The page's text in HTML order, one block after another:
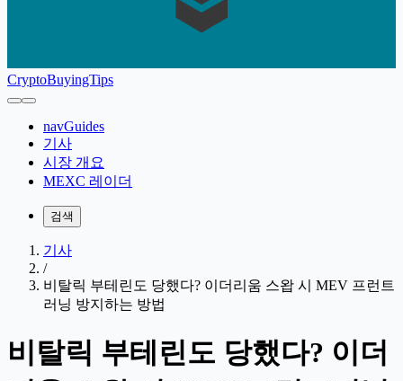
CryptoBuyingTips
navGuides
기사
시장 개요
MEXC 레이더
검색
기사
/
비탈릭 부테린도 당했다? 이더리움 스왑 시 MEV 프런트
러닝 방지하는 방법
비탈릭 부테린도 당했다? 이더